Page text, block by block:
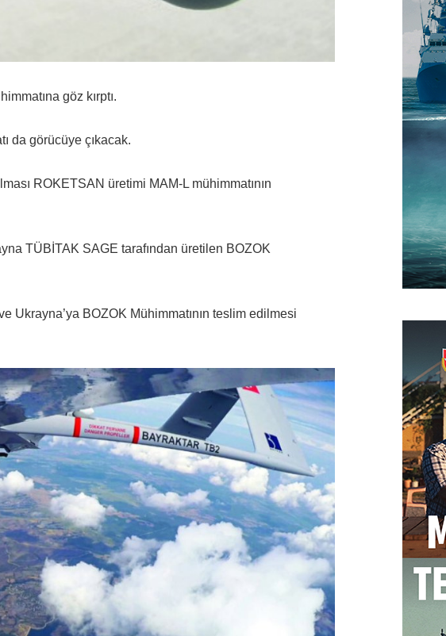
göz kırptı.
da görücüye çıkacak.
ROKETSAN üretimi MAM-L mühimmatının
TÜBİTAK SAGE tarafından üretilen BOZOK
Ukrayna’ya BOZOK Mühimmatının teslim edilmesi